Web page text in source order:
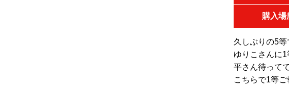
購入場
久しぶりの5等
ゆりこさんに
平さん待って
こちらで1等ご